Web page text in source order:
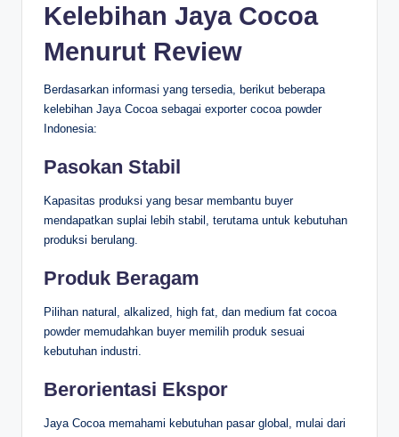
Kelebihan Jaya Cocoa
Menurut Review
Berdasarkan informasi yang tersedia, berikut beberapa
kelebihan Jaya Cocoa sebagai exporter cocoa powder
Indonesia:
Pasokan Stabil
Kapasitas produksi yang besar membantu buyer
mendapatkan suplai lebih stabil, terutama untuk kebutuhan
produksi berulang.
Produk Beragam
Pilihan natural, alkalized, high fat, dan medium fat cocoa
powder memudahkan buyer memilih produk sesuai
kebutuhan industri.
Berorientasi Ekspor
Jaya Cocoa memahami kebutuhan pasar global, mulai dari